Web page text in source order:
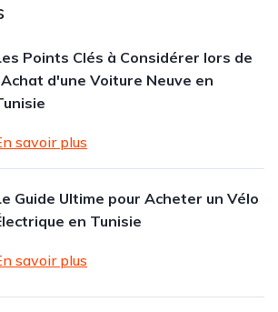
Points Clés à Considérer lors de
d'une Voiture Neuve en
savoir plus
Guide Ultime pour Acheter un Vélo
en Tunisie
savoir plus